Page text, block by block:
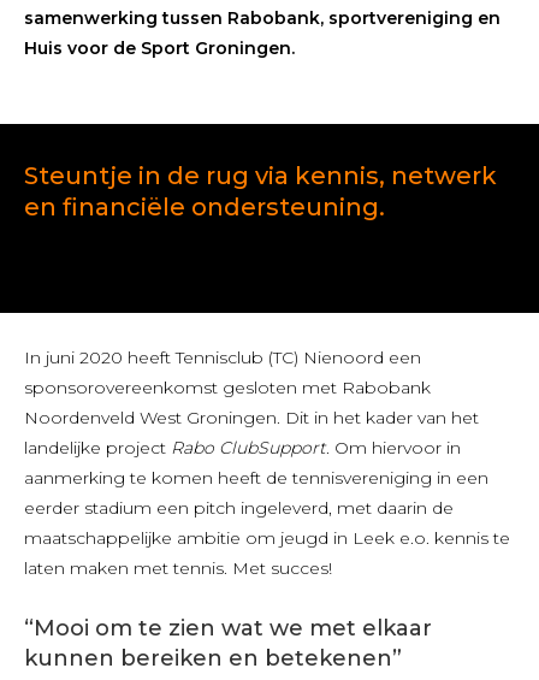
samenwerking tussen Rabobank, sportvereniging en
Huis voor de Sport Groningen.
Steuntje in de rug via kennis, netwerk
en financiële ondersteuning.
In juni 2020 heeft Tennisclub (TC) Nienoord een
sponsorovereenkomst gesloten met Rabobank
Noordenveld West Groningen. Dit in het kader van het
landelijke project Rabo ClubSupport. Om hiervoor in
aanmerking te komen heeft de tennisvereniging in een
eerder stadium een pitch ingeleverd, met daarin de
maatschappelijke ambitie om jeugd in Leek e.o. kennis te
laten maken met tennis. Met succes!
“Mooi om te zien wat we met elkaar
kunnen bereiken en betekenen”